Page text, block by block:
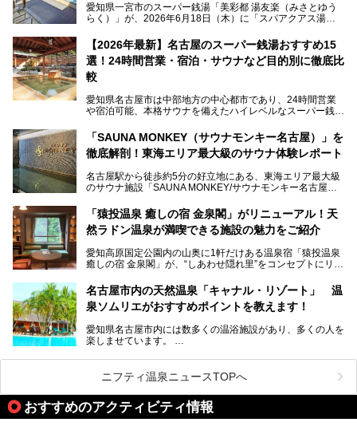
愛知県一宮市のスーパー銭湯「美彩都 湯友楽（みさとゆう
らく）」が、2026年6月18日（木）に「スパアクアス湯友
この地で30年にわたり愛され続けてきた施設だからこそ、
地元住民をはじめオープンを待ちわびている人も多いのでは
ないでしょうか。
老朽化した設備の補修を機に、2年前からじっくり構想を練
ってきたというだけあって、館内の充実度は想像以上。
以前の4倍に拡張したという露天エリアや10の浴槽、40人収
容の巨大なスタジアムサウナに、岩盤浴やリラクゼーション
までまるごと楽しめる施設に生まれ変わりました。
今回は、全面リニューアルして新しくなった「スパアクアス
【2026年最新】名古屋のスーパー銭湯おすすめ15
選！24時間営業・宿泊・サウナなど目的別に徹底比
較
愛知県名古屋市は中部地方の中心都市であり、24時間営業
や宿泊可能、本格サウナを備えたハイレベルなスーパー銭湯
そのため、「日々の仕事の疲れを心身ともにリセットした
い」「休日に時間を忘れて1日中ダラダラ過ごしたい」「コ
くある点が魅力です！
お好みの温泉施設を見つけて楽しんでくださいね。
「SAUNA MONKEY（サウナモンキー名古屋）」を
徹底解剖！東海エリア最大級のサウナ体験レポート
名古屋駅から徒歩約5分の好立地にある、東海エリア最大級
のサウナ施設「SAUNA MONKEY/サウナモンキー名古屋」
「名古屋駅周辺ってサウナが少ないよね」という声をよく耳
にするだけあり、アクセスの良さにも胸が高鳴ります。
今回は普段は男性専用となっているパブリックサウナが、女
さっそく取材してきました！
「猿投温泉 癒しの宿 金泉閣」がリニューアル！天
然ラドン温泉が満喫できる施設の魅力をご紹介
愛知高原国定公園内の山奥に1軒だけある温泉宿「猿投温泉
癒しの宿 金泉閣」が、“しあわせ隠れ里”をコンセプトにリニ
天然ラドン温泉が堪能できるお風呂や、新設・改装された客
室、地元の食材と温泉水で作られたお料理……。
ご紹介します。
名古屋市内の天然温泉「キャナル・リゾート」 温
泉ソムリエがおすすめポイントを教えます！
愛知県名古屋市内には数多くの温浴施設があり、多くの人を
楽しませています。
ムリエの目線で紹介していきます！
名古屋市内にはスーパー銭湯や日帰り温泉が多く、「どこに
行こうかな？」と悩んでしまう方も多いと思います。
ぜひこの記事を参考にして「キャナル・リゾート」に出かけ
てみるのはいかがでしょうか？
ニフティ温泉ニュースTOPへ
おすすめのアクティビティ情報